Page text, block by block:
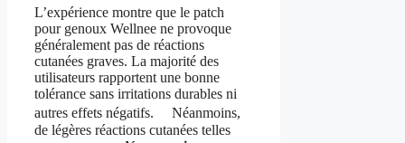
L’expérience montre que le patch
pour genoux Wellnee ne provoque
généralement pas de réactions
cutanées graves. La majorité des
utilisateurs rapportent une bonne
tolérance sans irritations durables ni
autres effets négatifs. Néanmoins,
de légères réactions cutanées telles